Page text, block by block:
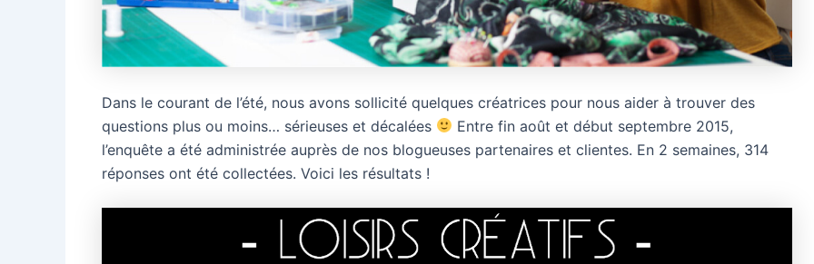
Dans le courant de l’été, nous avons sollicité quelques créatrices pour nous aider à trouver des
questions plus ou moins… sérieuses et décalées
Entre fin août et début septembre 2015,
l’enquête a été administrée auprès de nos blogueuses partenaires et clientes. En 2 semaines, 314
réponses ont été collectées. Voici les résultats !